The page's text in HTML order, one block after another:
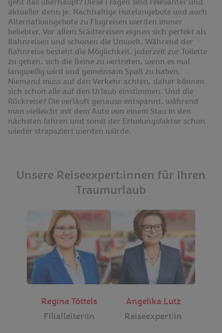
geht das überhaupt? Diese Fragen sind relevanter und
aktueller denn je. Nachhaltige Hotelangebote und auch
Alternativangebote zu Flugreisen werden immer
beliebter. Vor allem Städtereisen eignen sich perfekt als
Bahnreisen und schonen die Umwelt. Während der
Bahnreise besteht die Möglichkeit, jederzeit zur Toilette
zu gehen, sich die Beine zu vertreten, wenn es mal
langweilig wird und gemeinsam Spaß zu haben.
Niemand muss auf den Verkehr achten, daher können
sich schon alle auf den Urlaub einstimmen. Und die
Rückreise? Die verläuft genauso entspannt, während
man vielleicht mit dem Auto von einem Stau in den
nächsten fahren und somit der Erholungsfaktor schon
wieder strapaziert werden würde.
Unsere Reiseexpert:innen für Ihren
Traumurlaub
Regina Töttels
Filialleiter:in
Angelika Lutz
Reiseexpert:in